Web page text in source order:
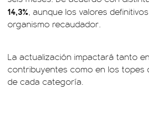
14,3%, aunque los valores
organismo recaudador.
La actualización impactará tanto
contribuyentes como en los topes
de cada categoría.